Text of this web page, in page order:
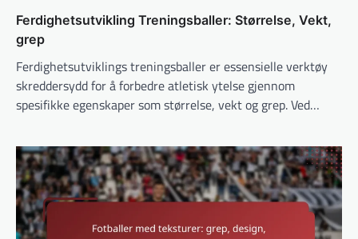
Ferdighetsutvikling Treningsballer: Størrelse, Vekt,
grep
Ferdighetsutviklings treningsballer er essensielle verktøy
skreddersydd for å forbedre atletisk ytelse gjennom
spesifikke egenskaper som størrelse, vekt og grep. Ved…